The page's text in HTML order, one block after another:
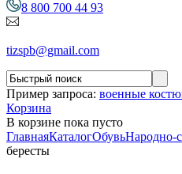
8 800 700 44 93
tizspb@gmail.com
Пример запроса: военные
Корзина
В корзине пока пусто
ГлавнаяКаталогОбувьНародно-
бересты